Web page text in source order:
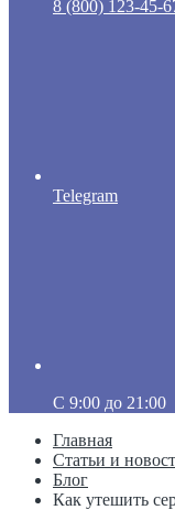
8 (800) 123-45-
Telegram
C 9:00 до 21:00
Главная
Статьи и
Блог
Как утешить